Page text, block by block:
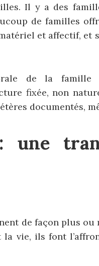
Il y a des
de familles
et affectif, et
de la famille
fixée, non
documentés,
de façon plus ou
vie, ils font